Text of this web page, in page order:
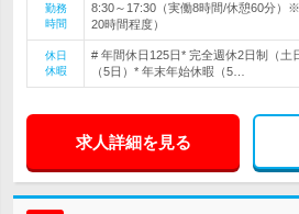
勤務
時間
8:30～17:30（実働8時間/休憩60分）
20時間程度）
休日
休暇
# 年間休日125日* 完全週休2日制（土
（5日）* 年末年始休暇（5…
求人詳細を見る